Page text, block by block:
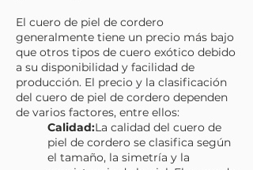
El cuero de piel de cordero
generalmente tiene un precio más bajo
que otros tipos de cuero exótico debido
a su disponibilidad y facilidad de
producción. El precio y la clasificación
del cuero de piel de cordero dependen
de varios factores, entre ellos:
Calidad:La calidad del cuero de
piel de cordero se clasifica según
el tamaño, la simetría y la